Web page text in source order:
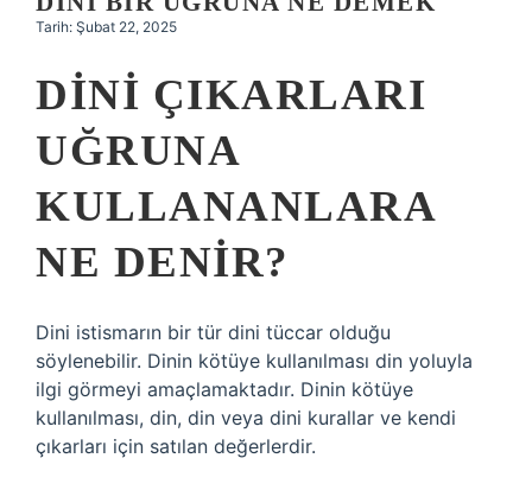
Tarih: Şubat 22, 2025
DINI ÇIKARLARI
UĞRUNA
KULLANANLARA
NE DENIR?
Dini istismarın bir tür dini tüccar olduğu
söylenebilir. Dinin kötüye kullanılması din yoluyla
ilgi görmeyi amaçlamaktadır. Dinin kötüye
kullanılması, din, din veya dini kurallar ve kendi
çıkarları için satılan değerlerdir.